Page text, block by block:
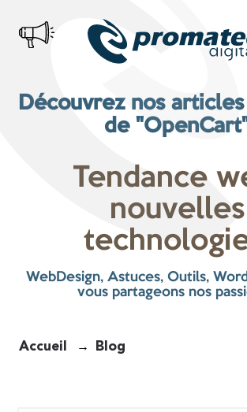
Découvrez nos
de
Tendance
nouvelles
WebDesign, Astuces, Outils,
vous partageons nos
Accueil Blog